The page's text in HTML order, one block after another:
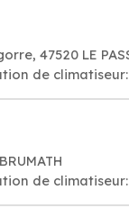
47520 LE
de
de